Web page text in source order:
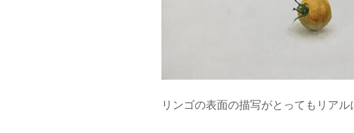
リンゴの表面の描写がとってもリアル